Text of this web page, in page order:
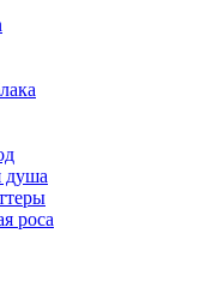
душа
роса